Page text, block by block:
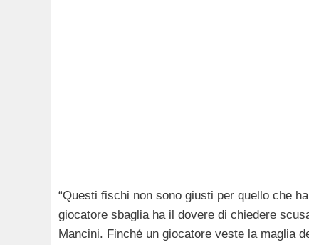
“Questi fischi non sono giusti per quello che
giocatore sbaglia ha il dovere di chiedere
Mancini. Finché un giocatore veste la maglia